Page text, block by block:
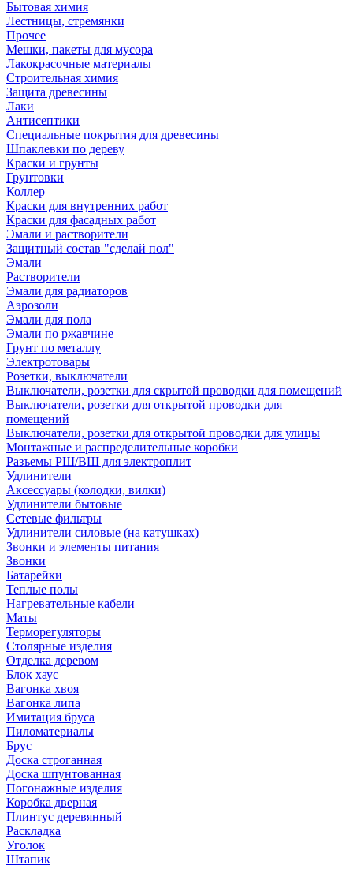
Бытовая химия
Лестницы, стремянки
Прочее
Мешки, пакеты для мусора
Лакокрасочные материалы
Строительная химия
Защита древесины
Лаки
Антисептики
Специальные покрытия для древесины
Шпаклевки по дереву
Краски и грунты
Грунтовки
Коллер
Краски для внутренних работ
Краски для фасадных работ
Эмали и растворители
Защитный состав "сделай пол"
Эмали
Растворители
Эмали для радиаторов
Аэрозоли
Эмали для пола
Эмали по ржавчине
Грунт по металлу
Электротовары
Розетки, выключатели
Выключатели, розетки для скрытой проводки для помещений
Выключатели, розетки для открытой проводки для
помещений
Выключатели, розетки для открытой проводки для улицы
Монтажные и распределительные коробки
Разъемы РШ/ВШ для электроплит
Удлинители
Аксессуары (колодки, вилки)
Удлинители бытовые
Сетевые фильтры
Удлинители силовые (на катушках)
Звонки и элементы питания
Звонки
Батарейки
Теплые полы
Нагревательные кабели
Маты
Терморегуляторы
Столярные изделия
Отделка деревом
Блок хаус
Вагонка хвоя
Вагонка липа
Имитация бруса
Пиломатериалы
Брус
Доска строганная
Доска шпунтованная
Погонажные изделия
Коробка дверная
Плинтус деревянный
Раскладка
Уголок
Штапик